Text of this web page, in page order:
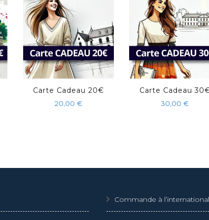
Carte Cadeau 20€
20,00€
Carte Cadeau
30,00€
Commande à l’international